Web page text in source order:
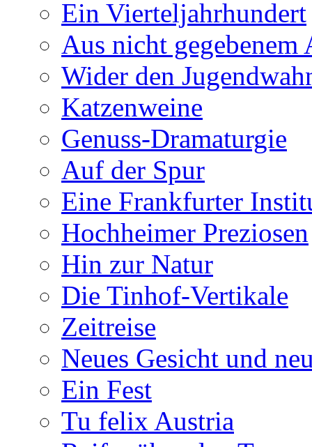
Ein Vierteljahrhundert
Aus nicht gegebenem
Wider den
Katzenweine
Genuss-Dramaturgie
Auf der Spur
Eine Frankfurter
Hochheimer Preziosen
Hin zur Natur
Die Tinhof-Vertikale
Zeitreise
Neues Gesicht und
Ein Fest
Tu felix Austria